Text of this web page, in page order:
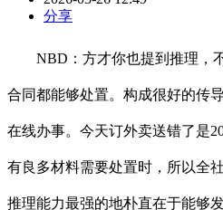
分享
NBD：方才你也提到推理，
合同都能够处置。构成很好的传
在线办事。今天订外卖送错了是
有良多材料需要处置时，所以全
推理能力最强的地朴直在于能够